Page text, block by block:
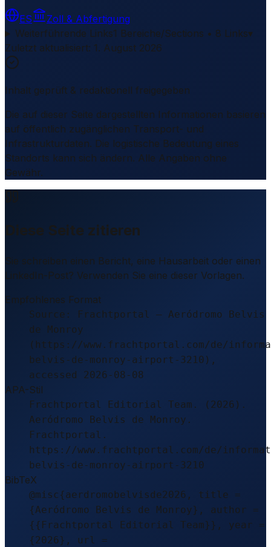
ES
Zoll & Abfertigung
Weiterführende Links1 Bereiche/Sections • 8 Links▾
Zuletzt aktualisiert: 1. August 2026
Inhalt geprüft & redaktionell freigegeben
Die auf dieser Seite dargestellten Informationen basieren
auf öffentlich zugänglichen Transport- und
Infrastrukturdaten. Die logistische Bedeutung eines
Standorts kann sich ändern. Alle Angaben ohne
Gewähr.
Diese Seite zitieren
Sie schreiben einen Bericht, eine Hausarbeit oder einen
LinkedIn-Post? Verwenden Sie eine dieser Vorlagen.
Empfohlenes Format
Source: Frachtportal – Aeródromo Belvis
de Monroy
(https://www.frachtportal.com/de/
belvis-de-monroy-airport-3210),
accessed 2026-08-08
APA-Stil
Frachtportal Editorial Team. (2026).
Aeródromo Belvis de Monroy.
Frachtportal.
https://www.frachtportal.com/de/
belvis-de-monroy-airport-3210
BibTeX
@misc{aerdromobelvisde2026, title =
{Aeródromo Belvis de Monroy}, author =
{{Frachtportal Editorial Team}}, year =
{2026}, url =